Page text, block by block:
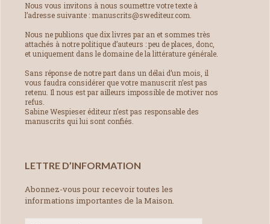
Nous vous invitons à nous soumettre votre texte à
l’adresse suivante : manuscrits@swediteur.com.
Nous ne publions que dix livres par an et sommes très
attachés à notre politique d’auteurs : peu de places, donc,
et uniquement dans le domaine de la littérature générale.
Sans réponse de notre part dans un délai d’un mois, il
vous faudra considérer que votre manuscrit n’est pas
retenu. Il nous est par ailleurs impossible de motiver nos
refus.
Sabine Wespieser éditeur n’est pas responsable des
manuscrits qui lui sont confiés.
LETTRE D’INFORMATION
Abonnez-vous pour recevoir toutes les
informations importantes de la Maison.